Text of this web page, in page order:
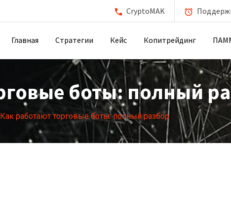
CryptoMAK
Главная Стратегии Кейс Копитрейдинг
боты: полный
Как работают торговые боты: полный разбор